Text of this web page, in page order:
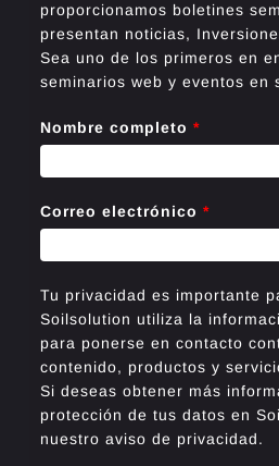
proporcionamos boletines
presentan noticias,
Sea uno de los primeros en
seminarios web y eventos en
Nombre completo *
Correo electrónico *
Tu privacidad es importante
Soilsolution utiliza la
para ponerse en contacto
contenido, productos y
Si deseas obtener más
protección de tus datos en
nuestro aviso de privacidad.